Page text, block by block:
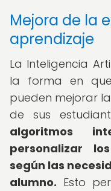
Mejora de la
aprendizaje
La Inteligencia
la forma en
pueden mejorar
de sus
algoritmos
personalizar
según las
alumno. Esto